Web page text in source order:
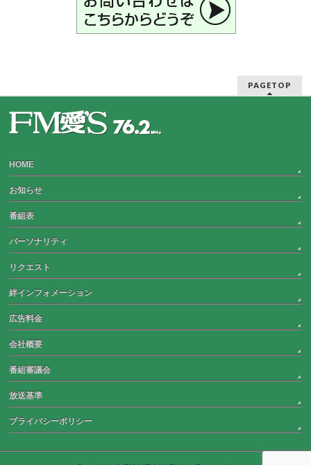
PAGETOP
HOME
お知らせ
番組表
パーソナリティ
リクエスト
絆インフォメーション
広告料金
会社概要
番組審議会
放送基準
プライバシーポリシー